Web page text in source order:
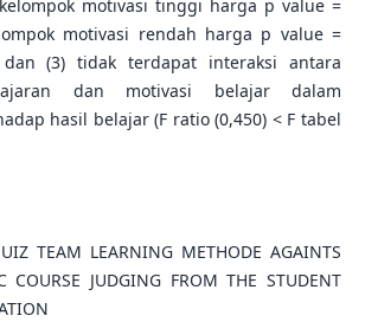
motivasi tinggi harga p value =
motivasi rendah harga p value =
(3) tidak terdapat interaksi antara
dan motivasi belajar dalam
hasil belajar (F ratio (0,450) < F tabel
TEAM LEARNING METHODE AGAINTS
COURSE JUDGING FROM THE STUDENT